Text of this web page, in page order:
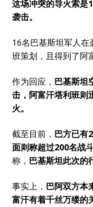
这场冲突的导火索是
袭击。
16名巴基斯坦军人
班策划，且得到了阿
作为回应， 巴基斯坦
击，阿富汗塔利班则
火。
截至目前， 巴方已有
面则称超过200名战
称， 巴基斯坦此次的
事实上， 巴阿双方本
富汗有着千丝万缕的